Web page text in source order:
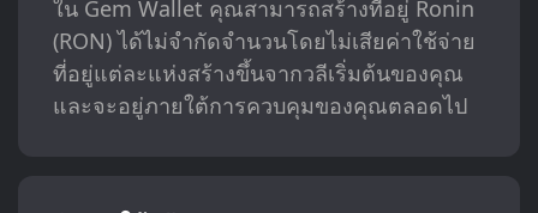
ใน Gem Wallet คุณสามารถสร้างที่อยู่ Ronin
(RON) ได้ไม่จำกัดจำนวนโดยไม่เสียค่าใช้จ่าย
ที่อยู่แต่ละแห่งสร้างขึ้นจากวลีเริ่มต้นของคุณ
และจะอยู่ภายใต้การควบคุมของคุณตลอดไป